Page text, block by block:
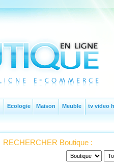
Ecologie Maison Meuble tv video
RECHERCHER Boutique :